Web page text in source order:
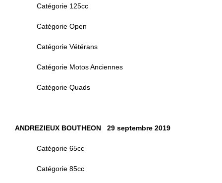
Catégorie 125cc
Catégorie Open
Catégorie Vétérans
Catégorie Motos Anciennes
Catégorie Quads
ANDREZIEUX BOUTHEON 29 septembre 2019
Catégorie 65cc
Catégorie 85cc